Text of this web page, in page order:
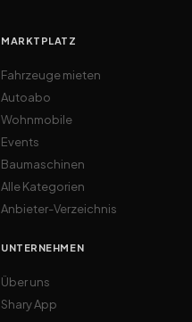
MARKTPLATZ
Fahrzeuge mieten
Autoabo
Wohnmobile
Events
Baumaschinen
Alle Kategorien
Anbieter-Verzeichnis
UNTERNEHMEN
Über uns
Shary App